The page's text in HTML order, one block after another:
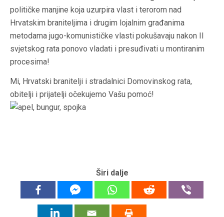
političke manjine koja uzurpira vlast i terorom nad
Hrvatskim braniteljima i drugim lojalnim građanima
metodama jugo-komunističke vlasti pokušavaju nakon II
svjetskog rata ponovo vladati i presuđivati u montiranim
procesima!
Mi, Hrvatski branitelji i stradalnici Domovinskog rata,
obitelji i prijatelji očekujemo Vašu pomoć!
Širi dalje